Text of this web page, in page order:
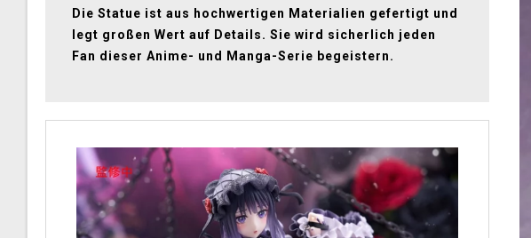
Die Statue ist aus hochwertigen Materialien gefertigt und
legt großen Wert auf Details. Sie wird sicherlich jeden
Fan dieser Anime- und Manga-Serie begeistern.